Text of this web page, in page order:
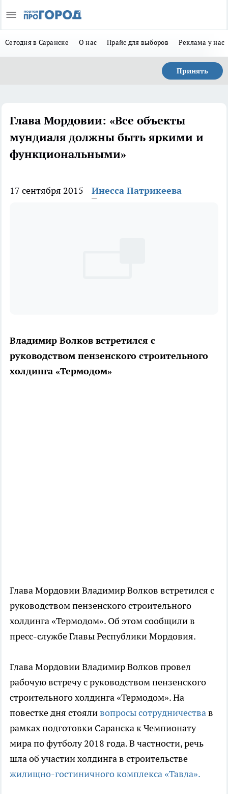
Сегодня в Саранске О нас Прайс для выборов Реклама у нас
Принять
Глава Мордовии: «Все объекты
мундиаля должны быть яркими и
функциональными»
17 сентября 2015 Инесса Патрикеева
Владимир Волков встретился с
руководством пензенского строительного
холдинга «Термодом»
Глава Мордовии Владимир Волков встретился с
руководством пензенского строительного
холдинга «Термодом». Об этом сообщили в
пресс-службе Главы Республики Мордовия.
Глава Мордовии Владимир Волков провел
рабочую встречу с руководством пензенского
строительного холдинга «Термодом». На
повестке дня стояливопросы сотрудничествав
рамках подготовки Саранска к Чемпионату
мира по футболу 2018 года. В частности, речь
шла об участии холдинга в строительстве
жилищно-гостиничного комплекса «Тавла».